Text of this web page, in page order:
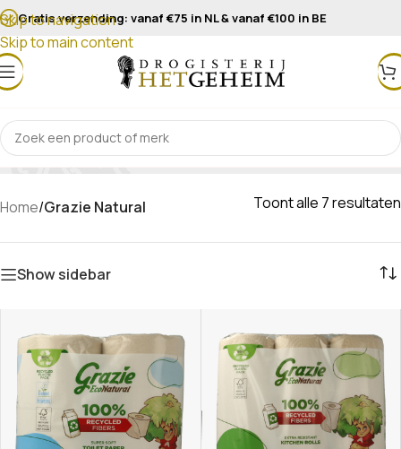
Skip to navigation
Skip to main content
Gratis verzending: vanaf €75 in NL & vanaf €100 in BE
Grazie Natural
Home/Grazie Natural Toont alle 7 resultaten
Show sidebar